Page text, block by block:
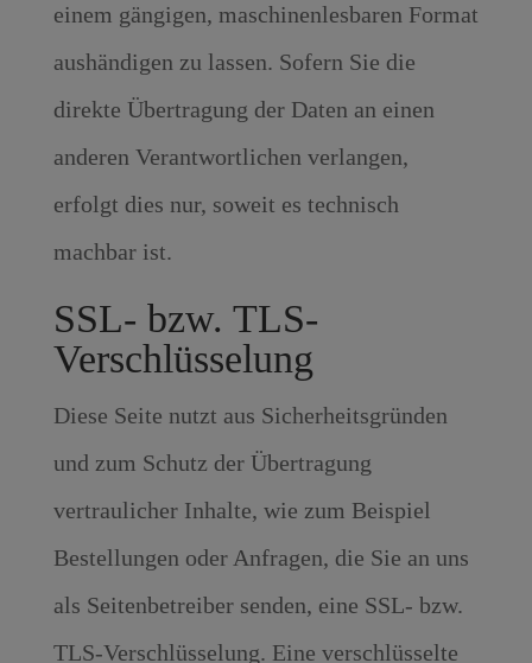
einem gängigen, maschinenlesbaren Format
aushändigen zu lassen. Sofern Sie die
direkte Übertragung der Daten an einen
anderen Verantwortlichen verlangen,
erfolgt dies nur, soweit es technisch
machbar ist.
SSL- bzw. TLS-
Verschlüsselung
Diese Seite nutzt aus Sicherheitsgründen
und zum Schutz der Übertragung
vertraulicher Inhalte, wie zum Beispiel
Bestellungen oder Anfragen, die Sie an uns
als Seitenbetreiber senden, eine SSL- bzw.
TLS-Verschlüsselung. Eine verschlüsselte